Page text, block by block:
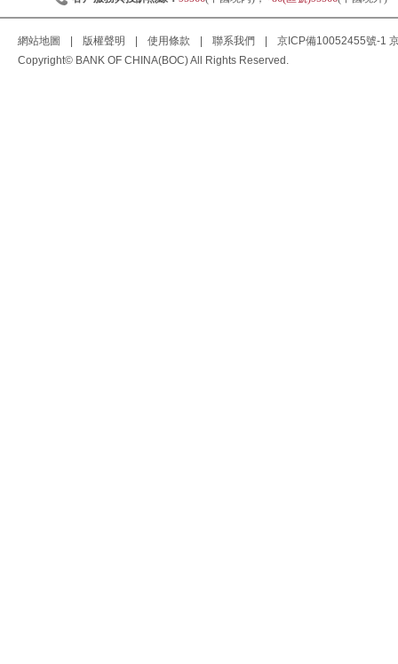
網站地圖 版權聲明 使用條款 聯系我們 京ICP備10052455號-1
Copyright© BANK OF CHINA(BOC) All Rights Reserved.